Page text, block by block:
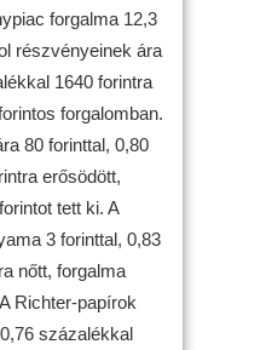
forgalma 12,3
részvényeinek ára
1640 forintra
forgalomban.
80 forinttal, 0,80
erősödött,
tett ki. A
3 forinttal, 0,83
nőtt, forgalma
Richter-papírok
százalékkal